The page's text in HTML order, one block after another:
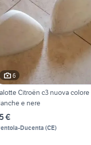
6
Citroën c3 nuova colore
e nere
€
Ducenta (CE)